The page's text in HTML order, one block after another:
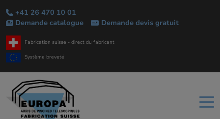
+41 26 470 10 01
Demande catalogue
Demande devis gratuit
Fabrication suisse - direct du fabricant
Système breveté